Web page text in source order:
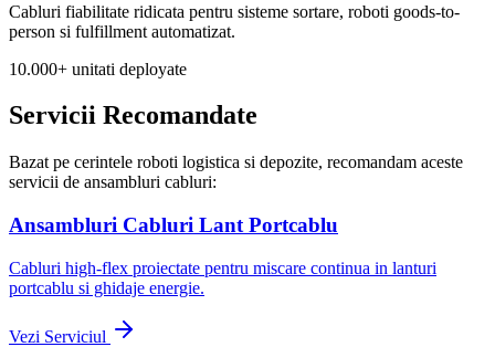
Cabluri fiabilitate ridicata pentru sisteme sortare, roboti goods-to-
person si fulfillment automatizat.
10.000+ unitati deployate
Servicii Recomandate
Bazat pe cerintele roboti logistica si depozite, recomandam aceste
servicii de ansambluri cabluri:
Ansambluri Cabluri Lant Portcablu
Cabluri high-flex proiectate pentru miscare continua in lanturi
portcablu si ghidaje energie.
Vezi Serviciul